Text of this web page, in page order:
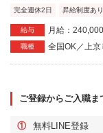
完全週休2日 昇給制度あり
給与 月給：
職種 全国OK／上
ご登録からご入職ま
① 無料LINE登録